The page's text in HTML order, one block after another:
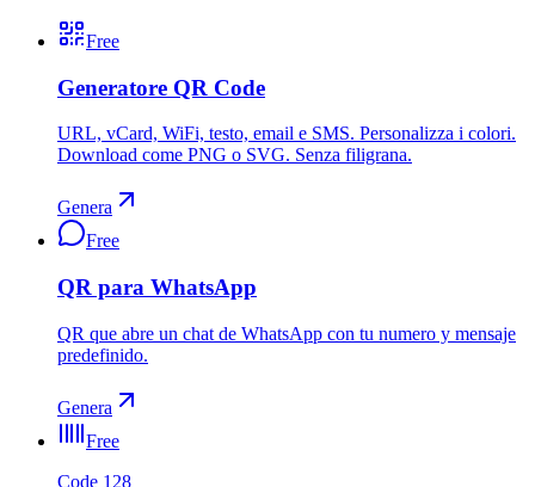
Free
Generatore QR Code
URL, vCard, WiFi, testo, email e SMS. Personalizza i colori.
Download come PNG o SVG. Senza filigrana.
Genera
Free
QR para WhatsApp
QR que abre un chat de WhatsApp con tu numero y mensaje
predefinido.
Genera
Free
Code 128